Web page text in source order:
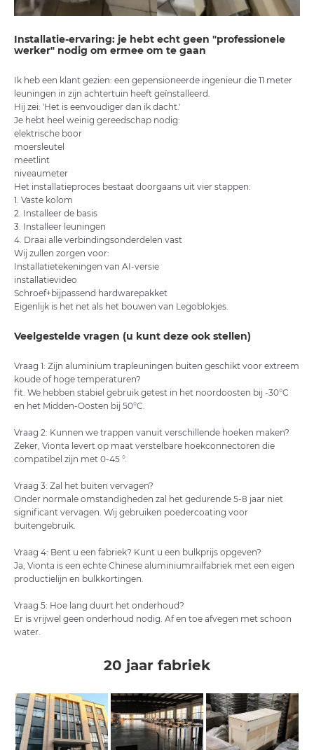
Installatie-ervaring: je hebt echt geen "professionele
werker" nodig om ermee om te gaan
Ik heb een klant gezien: een gepensioneerde ingenieur die 11 meter
leuningen in zijn achtertuin heeft geïnstalleerd.
Hij zei: 'Het is eenvoudiger dan ik dacht.'
Je hebt heel weinig gereedschap nodig:
elektrische boor
moersleutel
meetlint
niveaumeter
Het installatieproces bestaat doorgaans uit vier stappen:
1. Vaste kolom
2. Installeer de basis
3. Installeer leuningen
4. Draai alle verbindingsonderdelen vast
Wij zullen zorgen voor:
Installatietekeningen van AI-versie
installatievideo
Schroef+bijpassend hardwarepakket
Eigenlijk is het net als het bouwen van Legoblokjes.
Veelgestelde vragen (u kunt deze ook stellen)
Vraag 1: Zijn aluminium trapleuningen buiten geschikt voor extreem
koude of hoge temperaturen?
fit. We hebben stabiel gebruik getest in het noordoosten bij -30°C
en het Midden-Oosten bij 50°C.
Vraag 2: Kunnen we trappen vanuit verschillende hoeken maken?
Zeker, Vionta levert op maat verstelbare hoekconnectoren die
compatibel zijn met 0-45 °.
Vraag 3: Zal ​​het buiten vervagen?
Onder normale omstandigheden zal het gedurende 5-8 jaar niet
significant vervagen. Wij gebruiken poedercoating voor
buitengebruik.
Vraag 4: Bent u een fabriek? Kunt u een bulkprijs opgeven?
Ja, Vionta is een echte Chinese aluminiumrailfabriek met een eigen
productielijn en bulkkortingen.
Vraag 5: Hoe lang duurt het onderhoud?
Er is vrijwel geen onderhoud nodig. Af en toe afvegen met schoon
water.
20 jaar fabriek